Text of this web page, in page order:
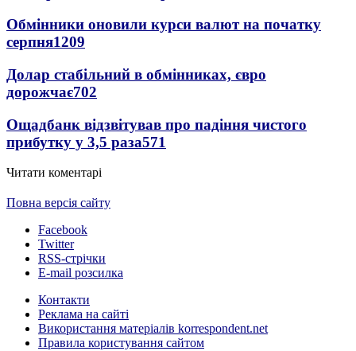
Обмінники оновили курси валют на початку
серпня1209
Долар стабільний в обмінниках, євро
дорожчає702
Ощадбанк відзвітував про падіння чистого
прибутку у 3,5 раза571
Читати коментарі
Повна версія сайту
Facebook
Twitter
RSS-стрічки
E-mail розсилка
Контакти
Реклама на сайті
Використання матеріалів korrespondent.net
Правила користування сайтом